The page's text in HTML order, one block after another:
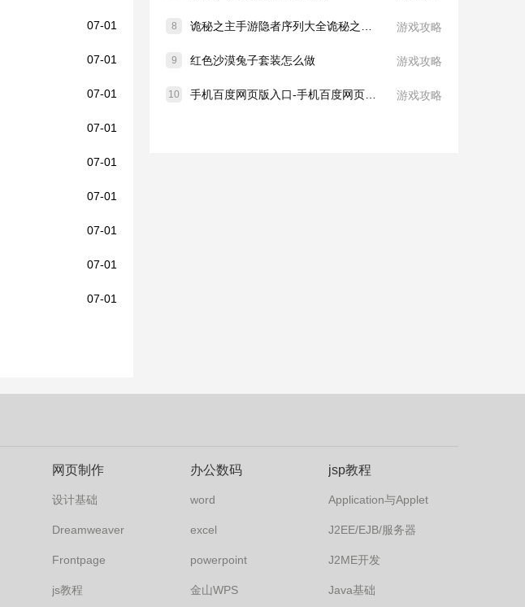
07-01
07-01
07-01
07-01
07-01
07-01
07-01
07-01
07-01
8 游戏攻略
9 红色沙漠兔子套装怎么做 游戏攻略
10 游戏攻略
网页制作
设计基础
Dreamweaver
Frontpage
js教程
办公数码
word
excel
powerpoint
金山WPS
jsp教程
Application与Applet
J2EE/EJB/服务器
J2ME开发
Java基础